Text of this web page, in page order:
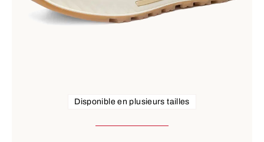
Disponible en plusieurs tailles